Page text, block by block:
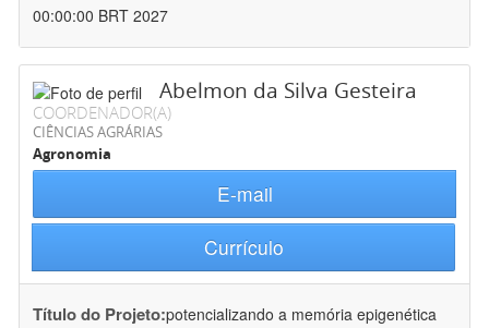
00:00:00 BRT 2027
Abelmon da Silva Gesteira
COORDENADOR(A)
CIÊNCIAS AGRÁRIAS
Agronomia
E-mail
Currículo
Título do Projeto:potencializando a memória epigenética